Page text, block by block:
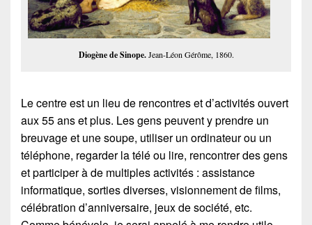
Diogène de Sinope.Jean-Léon Gérôme, 1860.
Le centre est un lieu de rencontres et d’activités ouvert
aux 55 ans et plus. Les gens peuvent y prendre un
breuvage et une soupe, utiliser un ordinateur ou un
téléphone, regarder la télé ou lire, rencontrer des gens
et participer à de multiples activités : assistance
informatique, sorties diverses, visionnement de films,
célébration d’anniversaire, jeux de société, etc.